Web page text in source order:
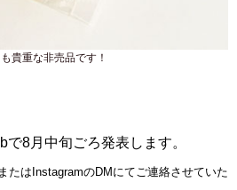
貴重な非売品です！
8月中旬ごろ発表します。
たはInstagramのDMにてご連絡させていた